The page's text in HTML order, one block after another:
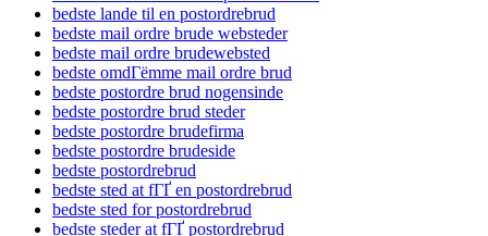
bedste lande til en postordrebrud
bedste mail ordre brude websteder
bedste mail ordre brudewebsted
bedste omdГёmme mail ordre brud
bedste postordre brud nogensinde
bedste postordre brud steder
bedste postordre brudefirma
bedste postordre brudeside
bedste postordrebrud
bedste sted at fГҐ en postordrebrud
bedste sted for postordrebrud
bedste steder at fГҐ postordrebrud